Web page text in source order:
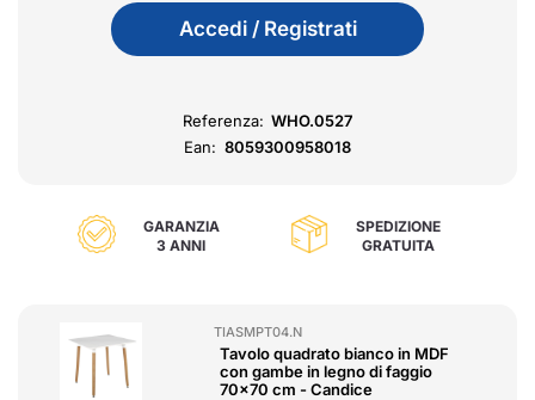
Accedi / Registrati
Referenza: WHO.0527
Ean: 8059300958018
GARANZIA
3 ANNI
SPEDIZIONE
GRATUITA
TIASMPT04.N
Tavolo quadrato bianco in MDF
con gambe in legno di faggio
70x70 cm - Candice